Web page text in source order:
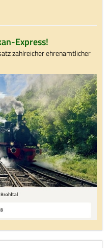
Express!
zahlreicher ehrenamtlicher